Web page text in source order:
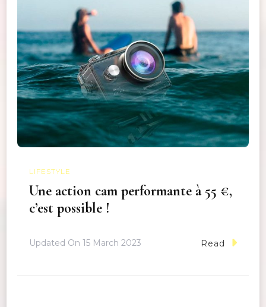
LIFESTYLE
Une action cam performante à 55 €,
c’est possible !
Updated On 15 March 2023 Read